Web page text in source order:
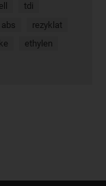
tdi
abs
rezyklat
ethylen